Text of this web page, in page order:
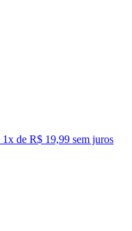
1x de R$ 19,99 sem juros